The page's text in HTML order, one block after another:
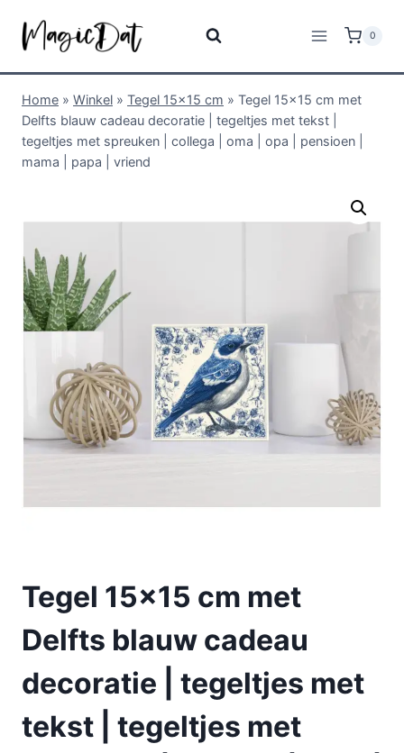
0
Home » Winkel » Tegel 15x15 cm » Tegel 15×15 cm met
Delfts blauw cadeau decoratie | tegeltjes met tekst |
tegeltjes met spreuken | collega | oma | opa | pensioen |
mama | papa | vriend
Tegel 15×15 cm met
Delfts blauw cadeau
decoratie | tegeltjes met
tekst | tegeltjes met